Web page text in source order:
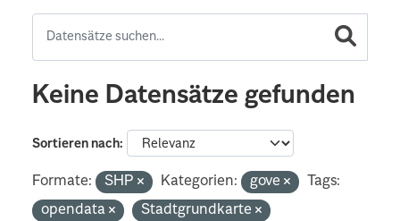
Keine Datensätze gefunden
Sortieren nach
Formate: SHP Kategorien: gove
Tags:
opendata
Stadtgrundkarte